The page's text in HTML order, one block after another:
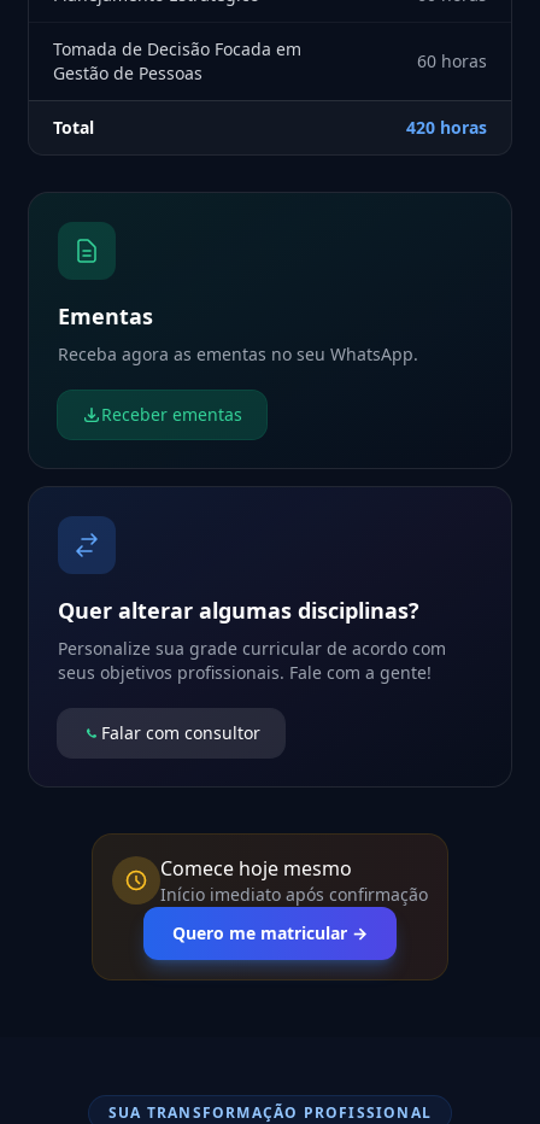
Tomada de Decisão Focada em
Gestão de Pessoas
60 horas
Total 420 horas
Ementas
Receba agora as ementas no seu WhatsApp.
Receber ementas
Quer alterar algumas disciplinas?
Personalize sua grade curricular de acordo com
seus objetivos profissionais. Fale com a gente!
Falar com consultor
Comece hoje mesmo
Início imediato após confirmação
Quero me matricular →
SUA TRANSFORMAÇÃO PROFISSIONAL